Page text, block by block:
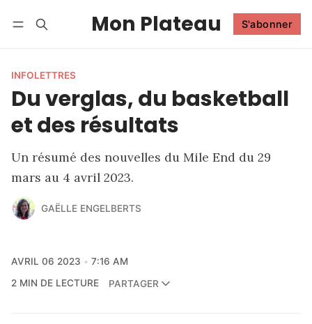
Mon Plateau S'abonner
INFOLETTRES
Du verglas, du basketball
et des résultats
Un résumé des nouvelles du Mile End du 29
mars au 4 avril 2023.
GAËLLE ENGELBERTS
AVRIL 06 2023
7:16 AM
2 MIN DE LECTURE
PARTAGER